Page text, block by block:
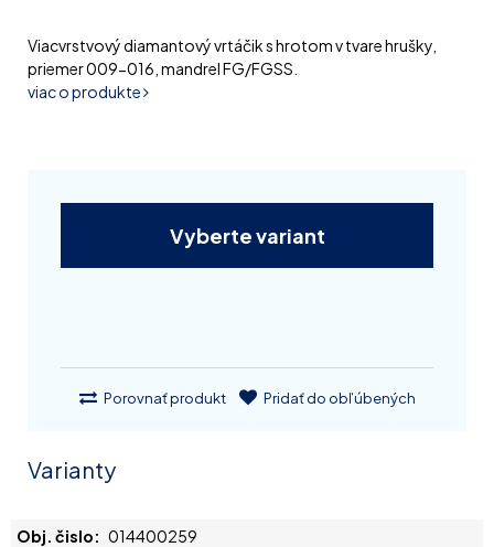
Viacvrstvový diamantový vrtáčik s hrotom v tvare hrušky,
priemer 009-016, mandrel FG/FGSS.
viac o produkte
Vyberte variant
Porovnať produkt Pridať do obľúbených
Varianty
014400259